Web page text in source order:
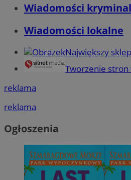
Wiadomości
Wiadomości lokalne
Największy
Tworzenie stron
reklama
reklama
Ogłoszenia